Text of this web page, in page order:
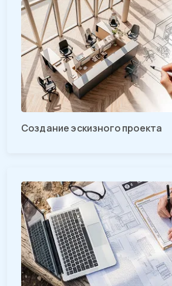
Создание эскизного проекта